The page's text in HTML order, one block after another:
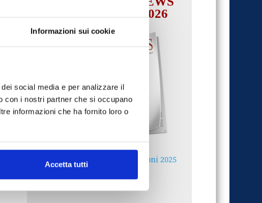
Informazioni sui cookie
social media e per analizzare il
con i nostri partner che si occupano
informazioni che ha fornito loro o
Accetta tutti
LUGLIO-AGOSTO 2026
Reclami e sanzioni 2025